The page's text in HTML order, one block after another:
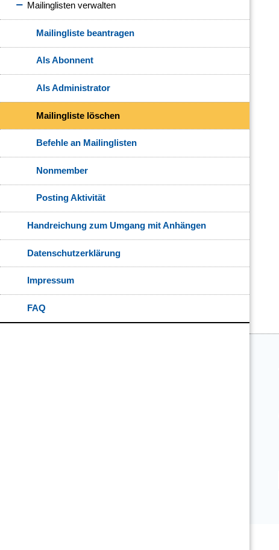
Mailinglisten verwalten
Mailingliste beantragen
Als Abonnent
Als Administrator
Mailingliste löschen
Befehle an Mailinglisten
Nonmember
Posting Aktivität
Handreichung zum Umgang mit Anhängen
Datenschutzerklärung
Impressum
FAQ